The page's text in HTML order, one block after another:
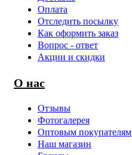
Оплата
Отследить посылку
Как оформить заказ
Вопрос - ответ
Акции и скидки
О нас
Отзывы
Фотогалерея
Оптовым покупателям
Наш магазин